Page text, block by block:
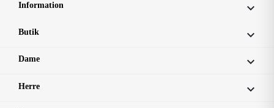
Information 
Butik 
Dame 
Herre 